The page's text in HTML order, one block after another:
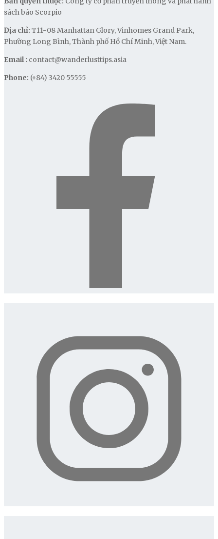
sách báo Scorpio
Địa chỉ: T11-08 Manhattan Glory, Vinhomes Grand Park,
Phường Long Bình, Thành phố Hồ Chí Minh, Việt Nam.
Email : contact@wanderlusttips.asia
Phone: (+84) 3420 55555